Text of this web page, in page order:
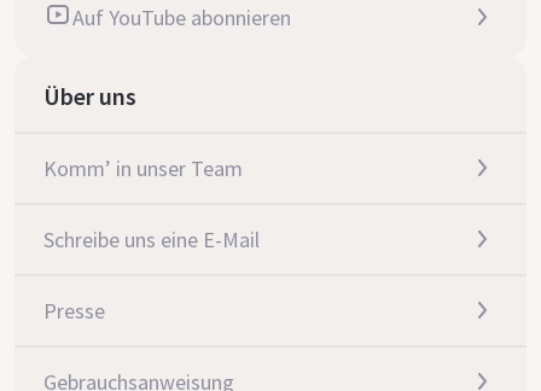
Auf YouTube abonnieren
Über uns
Komm’ in unser Team
Schreibe uns eine E-Mail
Presse
Gebrauchsanweisung